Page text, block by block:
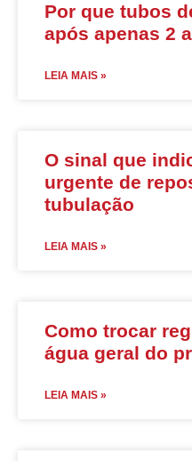
Por que tubos
após apenas 2
LEIA MAIS »
O sinal que
urgente de
tubulação
LEIA MAIS »
Como trocar
água geral do
LEIA MAIS »